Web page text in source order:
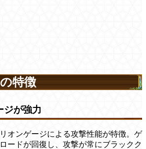
特徴
ジが強力
オンゲージによる攻撃性能が特徴。ゲ
ードが回復し、攻撃が常にブラックク